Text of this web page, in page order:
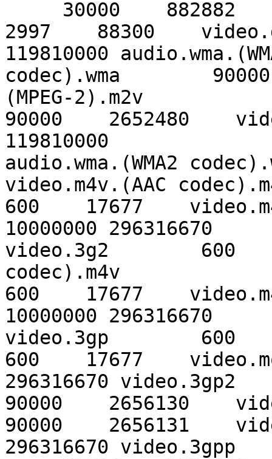
2997    88300
119810000
codec).wma
(MPEG-2).m2v
90000    2652480
119810000
audio.wma.(WMA2
video.m4v.(AAC
600    17677
10000000 296316670
video.3g2        600
codec).m4v
600    17677
10000000 296316670
video.3gp        600
600    17677
296316670
90000    2656130
90000    2656131
296316670